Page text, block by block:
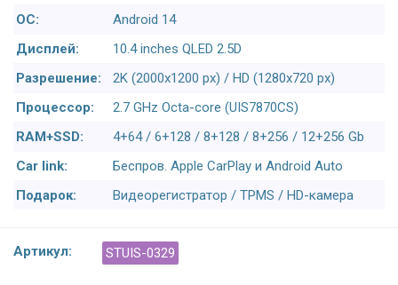
ОС:
Android 14
Дисплей:
10.4 inches QLED 2.5D
Разрешение:
2K (2000x1200 px) / HD (1280x720 px)
Процессор:
2.7 GHz Octa-core (UIS7870CS)
RAM+SSD:
4+64 / 6+128 / 8+128 / 8+256 / 12+256 Gb
Car link:
Беспров. Apple CarPlay и Android Auto
Подарок:
Видеорегистратор / TPMS / HD-камера
Артикул: STUIS-0329